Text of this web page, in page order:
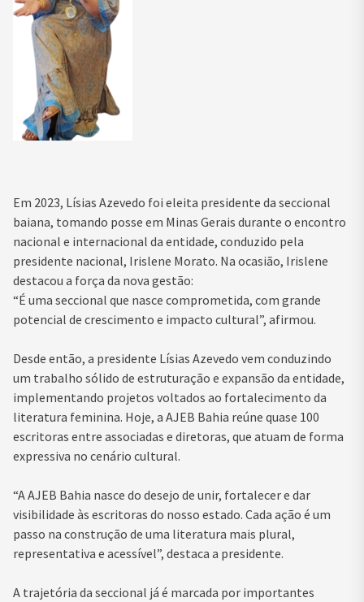
Em 2023, Lísias Azevedo foi eleita presidente da seccional
baiana, tomando posse em Minas Gerais durante o encontro
nacional e internacional da entidade, conduzido pela
presidente nacional, Irislene Morato. Na ocasião, Irislene
destacou a força da nova gestão:
“É uma seccional que nasce comprometida, com grande
potencial de crescimento e impacto cultural”, afirmou.
Desde então, a presidente Lísias Azevedo vem conduzindo
um trabalho sólido de estruturação e expansão da entidade,
implementando projetos voltados ao fortalecimento da
literatura feminina. Hoje, a AJEB Bahia reúne quase 100
escritoras entre associadas e diretoras, que atuam de forma
expressiva no cenário cultural.
“A AJEB Bahia nasce do desejo de unir, fortalecer e dar
visibilidade às escritoras do nosso estado. Cada ação é um
passo na construção de uma literatura mais plural,
representativa e acessível”, destaca a presidente.
A trajetória da seccional já é marcada por importantes